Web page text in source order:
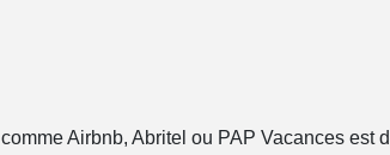
Airbnb, Abritel ou PAP Vacances est